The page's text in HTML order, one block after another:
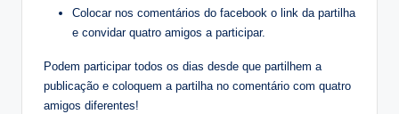
Colocar nos comentários do facebook o link da partilha
e convidar quatro amigos a participar.
Podem participar todos os dias desde que partilhem a
publicação e coloquem a partilha no comentário com quatro
amigos diferentes!